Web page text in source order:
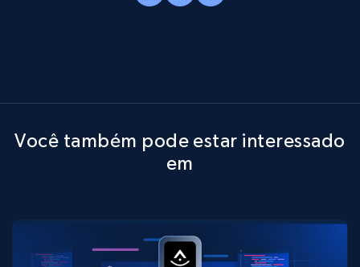
Você também pode estar interessado
em